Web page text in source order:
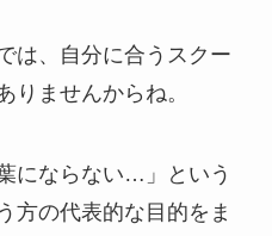
は、自分に合うスクー
りませんからね。
にならない…」という
方の代表的な目的をま